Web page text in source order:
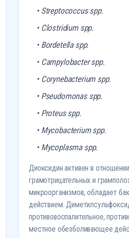
• Streptococcus spp.
• Clostridium spp.
• Bordetella spp.
• Campylobacter spp.
• Corynebacterium spp.
• Pseudomonas spp.
• Proteus spp.
• Mycobacterium spp.
• Mycoplasma spp.
Диоксидин активен в отношении
грамотрицательных и
микроорганизмов, обладает
действием.
противовоспалительное,
местное обезболивающее